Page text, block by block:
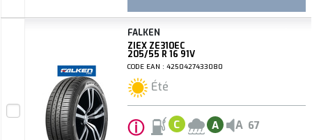
FALKEN
ZIEX ZE310EC
205/55 R 16 91V
CODE EAN : 4250427433080
Été
ⓘ C A A 67